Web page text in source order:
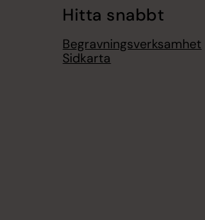
Hitta snabbt
Begravningsverksamhet
Sidkarta